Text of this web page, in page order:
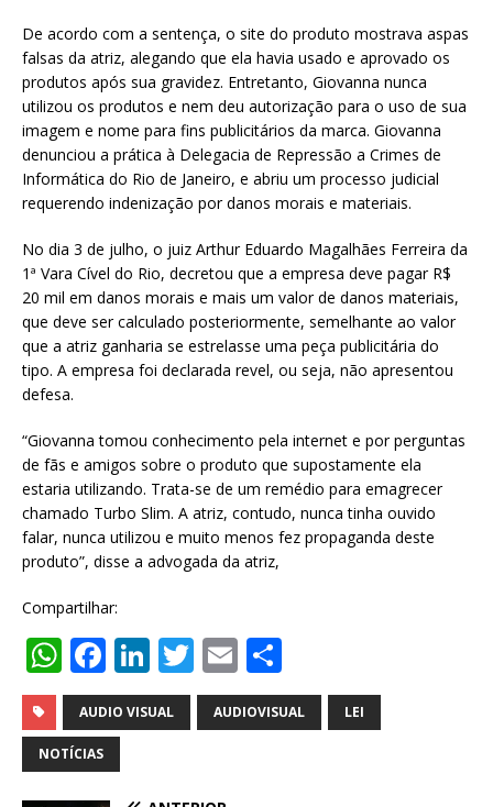
De acordo com a sentença, o site do produto mostrava aspas
falsas da atriz, alegando que ela havia usado e aprovado os
produtos após sua gravidez. Entretanto, Giovanna nunca
utilizou os produtos e nem deu autorização para o uso de sua
imagem e nome para fins publicitários da marca. Giovanna
denunciou a prática à Delegacia de Repressão a Crimes de
Informática do Rio de Janeiro, e abriu um processo judicial
requerendo indenização por danos morais e materiais.
No dia 3 de julho, o juiz Arthur Eduardo Magalhães Ferreira da
1ª Vara Cível do Rio, decretou que a empresa deve pagar R$
20 mil em danos morais e mais um valor de danos materiais,
que deve ser calculado posteriormente, semelhante ao valor
que a atriz ganharia se estrelasse uma peça publicitária do
tipo. A empresa foi declarada revel, ou seja, não apresentou
defesa.
“Giovanna tomou conhecimento pela internet e por perguntas
de fãs e amigos sobre o produto que supostamente ela
estaria utilizando. Trata-se de um remédio para emagrecer
chamado Turbo Slim. A atriz, contudo, nunca tinha ouvido
falar, nunca utilizou e muito menos fez propaganda deste
produto”, disse a advogada da atriz,
Compartilhar:
W
h
at
s
A
F
a
c
e
b
Li
n
k
dI
T
w
it
r
E
m
ai
h
ar
AUDIO VISUAL AUDIOVISUAL LEI
NOTÍCIAS